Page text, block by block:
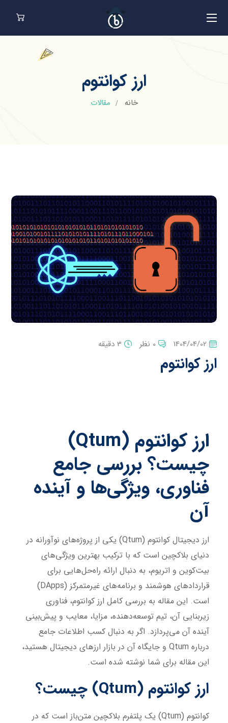
ارز کوانتوم
خانه مقالات
1404/04/02 0 نظر 3 دقیقه
ارز کوانتوم
ارز کوانتوم (Qtum
)
چیست؟ بررسی جامع
فناوری، ویژگی‌ها و آینده
آن
ارز دیجیتال کوانتوم (Qtum) یکی از پروژه‌های نوآورانه در
دنیای بلاکچین است که با ترکیب بهترین ویژگی‌های
بیت‌کوین و اتریوم، به دنبال ارائه راه‌حل‌هایی برای
قراردادهای هوشمند و برنامه‌های غیرمتمرکز (DApps)
است. این مقاله به بررسی کامل ارز کوانتوم، فناوری
زیربنایی آن، تیم توسعه‌دهنده، مزایا، معایب و پیش‌بینی
آینده آن می‌پردازد. اگر به دنبال کسب اطلاعات جامع
درباره Qtum و جایگاه آن در بازار ارزهای دیجیتال هستید،
این مقاله برای شما نوشته شده است.
ارز کوانتوم (Qtum) چیست؟
کوانتوم (Qtum) یک پلتفرم بلاکچین متن‌باز است که در